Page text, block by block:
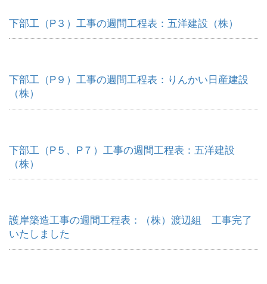
下部工（P３）工事の週間工程表：五洋建設（株）
下部工（P９）工事の週間工程表：りんかい日産建設
（株）
下部工（P５、P７）工事の週間工程表：五洋建設
（株）
護岸築造工事の週間工程表：（株）渡辺組 工事完了
いたしました